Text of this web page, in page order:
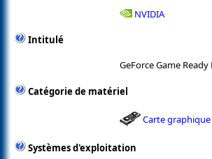
NVIDIA
Intitulé
GeForce Game Ready
Catégorie de matériel
Carte graphique
Systèmes d'exploitation